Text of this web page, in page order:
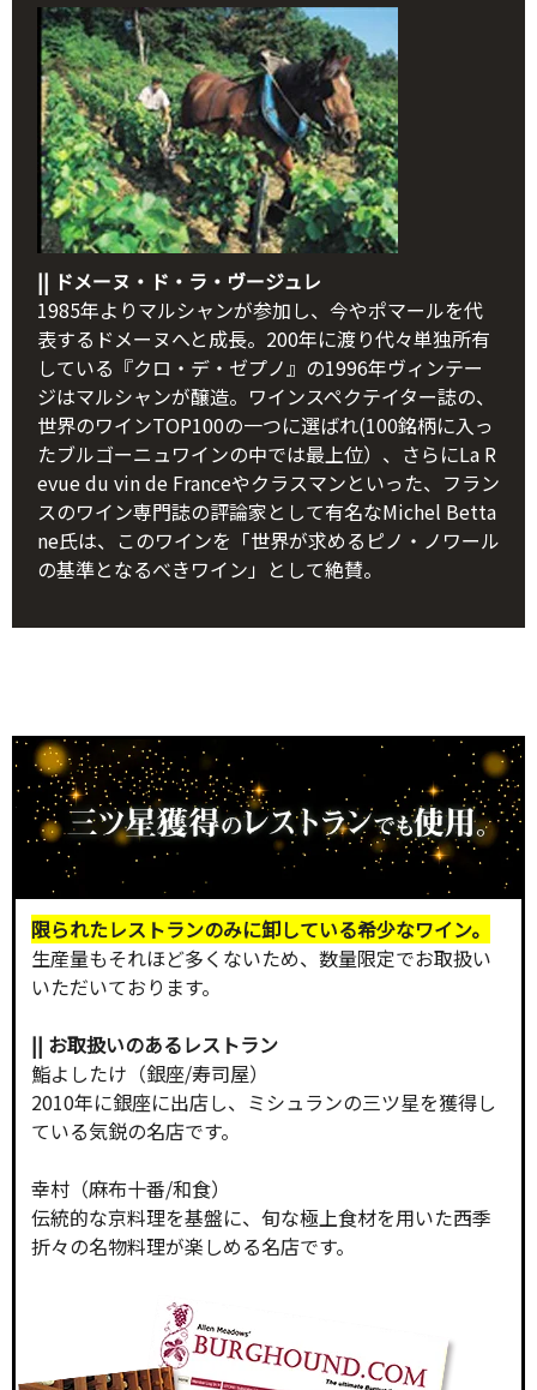
|| ドメーヌ・ド・ラ・ヴージュレ
1985年よりマルシャンが参加し、今やポマールを代
表するドメーヌへと成長。200年に渡り代々単独所有
している『クロ・デ・ゼプノ』の1996年ヴィンテー
ジはマルシャンが醸造。ワインスペクテイター誌の、
世界のワインTOP100の一つに選ばれ(100銘柄に入っ
たブルゴーニュワインの中では最上位）、さらにLa R
evue du vin de Franceやクラスマンといった、フラン
スのワイン専門誌の評論家として有名なMichel Betta
ne氏は、このワインを「世界が求めるピノ・ノワール
の基準となるべきワイン」として絶賛。
限られたレストランのみに卸している希少なワイン。
生産量もそれほど多くないため、数量限定でお取扱い
いただいております。
|| お取扱いのあるレストラン
鮨よしたけ（銀座/寿司屋）
2010年に銀座に出店し、ミシュランの三ツ星を獲得し
ている気鋭の名店です。
幸村（麻布十番/和食）
伝統的な京料理を基盤に、旬な極上食材を用いた西季
折々の名物料理が楽しめる名店です。